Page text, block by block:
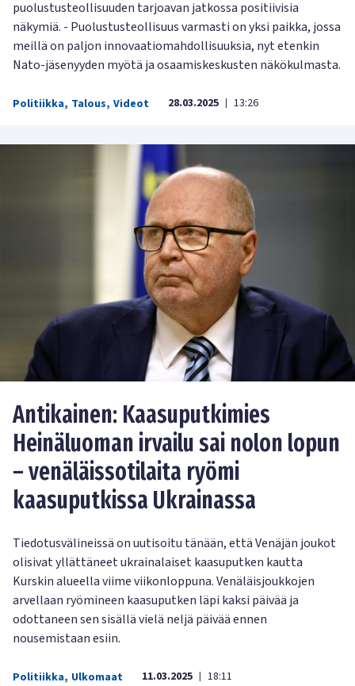
puolustusteollisuuden tarjoavan jatkossa positiivisia
näkymiä. - Puolustusteollisuus varmasti on yksi paikka, jossa
meillä on paljon innovaatiomahdollisuuksia, nyt etenkin
Nato-jäsenyyden myötä ja osaamiskeskusten näkökulmasta.
Politiikka, Talous, Videot 28.03.2025 | 13:26
Antikainen: Kaasuputkimies
Heinäluoman irvailu sai nolon lopun
– venäläissotilaita ryömi
kaasuputkissa Ukrainassa
Tiedotusvälineissä on uutisoitu tänään, että Venäjän joukot
olisivat yllättäneet ukrainalaiset kaasuputken kautta
Kurskin alueella viime viikonloppuna. Venäläisjoukkojen
arvellaan ryömineen kaasuputken läpi kaksi päivää ja
odottaneen sen sisällä vielä neljä päivää ennen
nousemistaan esiin.
Politiikka, Ulkomaat 11.03.2025 | 18:11